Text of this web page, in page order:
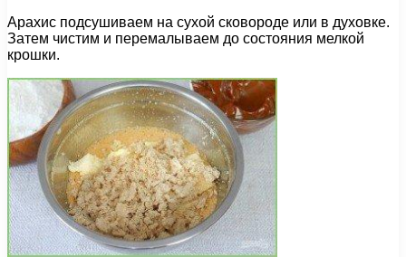
Арахис подсушиваем на сухой сковороде или в духовке.
Затем чистим и перемалываем до состояния мелкой
крошки.